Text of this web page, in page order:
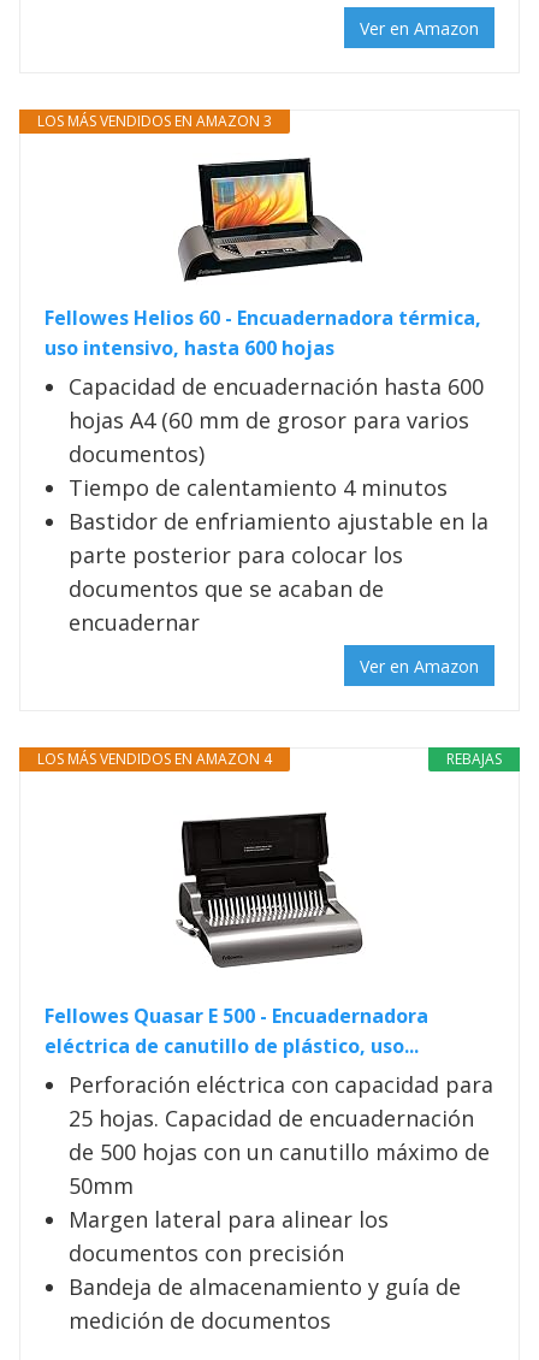
Ver en Amazon
LOS MÁS VENDIDOS EN AMAZON 3
Fellowes Helios 60 - Encuadernadora térmica,
uso intensivo, hasta 600 hojas
Capacidad de encuadernación hasta 600
hojas A4 (60 mm de grosor para varios
documentos)
Tiempo de calentamiento 4 minutos
Bastidor de enfriamiento ajustable en la
parte posterior para colocar los
documentos que se acaban de
encuadernar
Ver en Amazon
REBAJAS
LOS MÁS VENDIDOS EN AMAZON 4
Fellowes Quasar E 500 - Encuadernadora
eléctrica de canutillo de plástico, uso...
Perforación eléctrica con capacidad para
25 hojas. Capacidad de encuadernación
de 500 hojas con un canutillo máximo de
50mm
Margen lateral para alinear los
documentos con precisión
Bandeja de almacenamiento y guía de
medición de documentos